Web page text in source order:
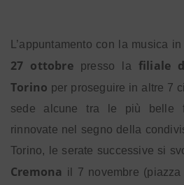
L’appuntamento con la musica
27 ottobrepresso la filiale
Torino per proseguire in altre 7
sede alcune
tra le più belle
rinnovate nel segno della
Torino, le serate successive si
Cremona il 7 novembre (piazza